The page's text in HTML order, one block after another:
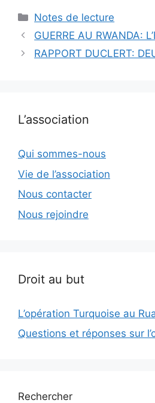
Catégories
Notes de lecture
GUERRE AU RWANDA:
RAPPORT DUCLERT:
L’association
Qui sommes-nous
Vie de l’association
Nous contacter
Nous rejoindre
Droit au but
L’opération Turquoise au
Questions et réponses sur
Rechercher